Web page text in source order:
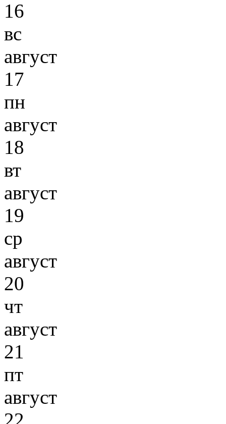
16
вс
август
17
пн
август
18
вт
август
19
ср
август
20
чт
август
21
пт
август
22